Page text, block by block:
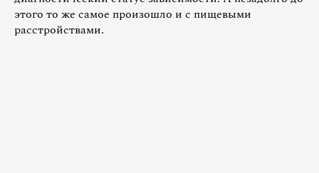
этого то же самое произошло и с пищевыми
расстройствами.